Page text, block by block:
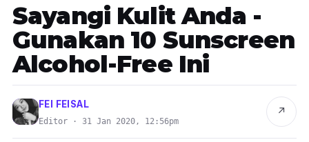
Sayangi Kulit Anda -
Gunakan 10 Sunscreen
Alcohol-Free Ini
FEI FEISAL
Editor · 31 Jan 2020, 12:56pm
↗